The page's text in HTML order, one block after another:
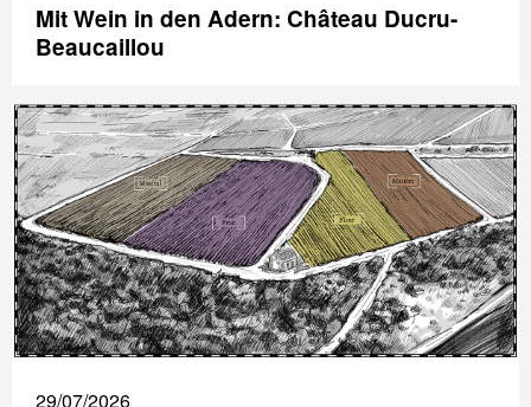
Mit Wein in den Adern: Château Ducru-
Beaucaillou
29/07/2026